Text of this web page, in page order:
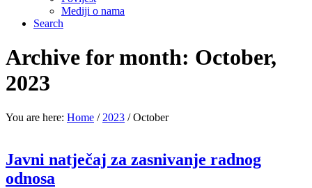
Mediji o nama
Search
Archive for month: October,
2023
You are here: Home / 2023 / October
Javni natječaj za zasnivanje radnog
odnosa